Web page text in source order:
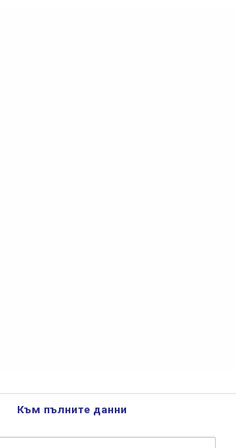
Към пълните данни